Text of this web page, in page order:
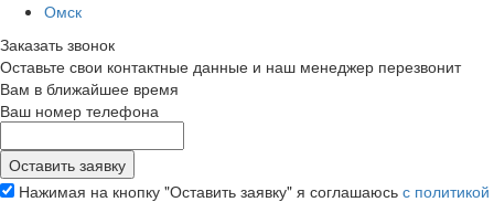
Омск
Заказать звонок
Оставьте свои контактные данные и наш менеджер перезвонит
Вам в ближайшее время
Ваш номер телефона
Нажимая на кнопку "Оставить заявку" я соглашаюсь с политикой